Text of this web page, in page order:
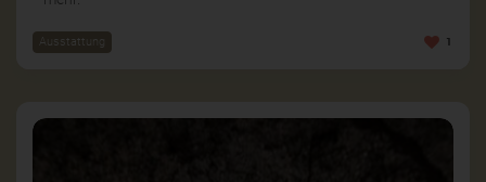
Ausstattung 1